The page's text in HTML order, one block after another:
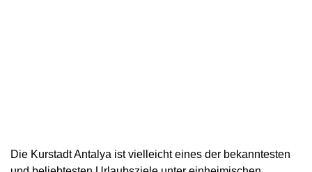
Die Kurstadt Antalya ist vielleicht eines der bekanntesten